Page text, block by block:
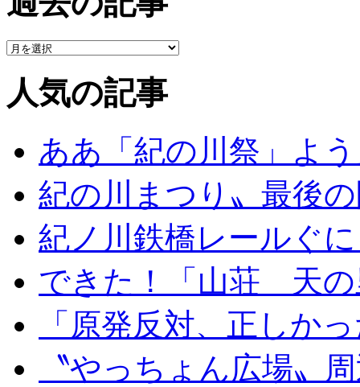
人気の記事
ああ「紀の川祭」よ
紀の川まつり〟最後
紀ノ川鉄橋レールぐ
できた！「山荘 天の
「原発反対、正しか
〝やっちょん広場〟